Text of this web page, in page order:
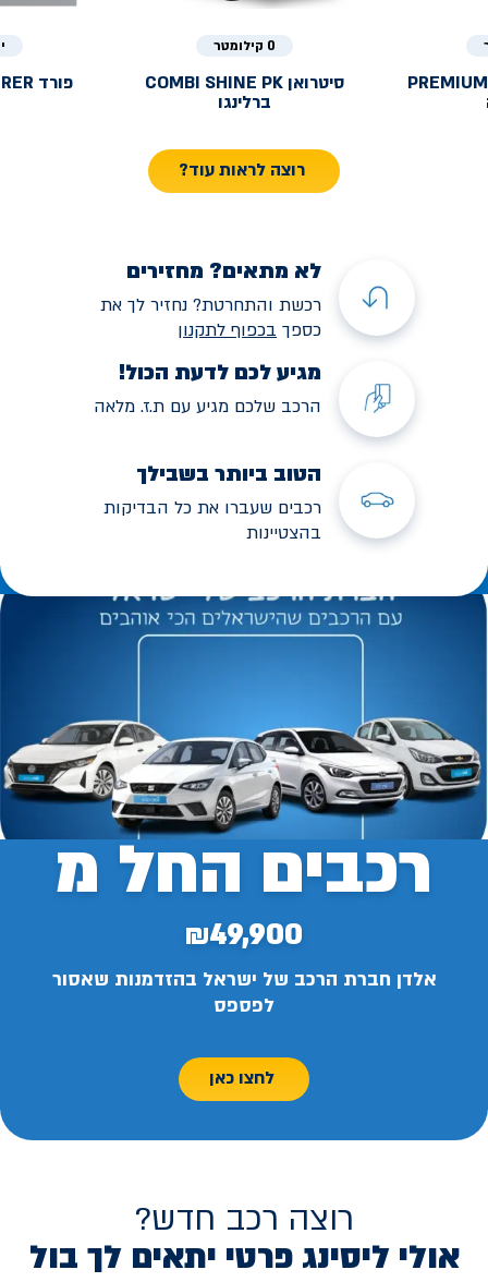
0 קילומטר
סיטרואן COMBI SHINE PK
ברלינגו
פורד
רוצה לראות עוד?
לא מתאים? מחזירים
רכשת והתחרטת? נחזיר לך את
כספך בכפוף לתקנון
מגיע לכם לדעת הכול!
הרכב שלכם מגיע עם ת.ז. מלאה
הטוב ביותר בשבילך
רכבים שעברו את כל הבדיקות
בהצטיינות
רכבים החל מ
₪49,900
אלדן חברת הרכב של ישראל בהזדמנות שאסור
לפספס
לחצו כאן
רוצה רכב חדש?
אולי ליסינג פרטי יתאים לך בול